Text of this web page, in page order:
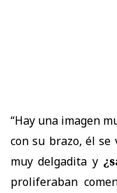
“Hay una imagen
con su brazo, él se
muy delgadita y
proliferaban